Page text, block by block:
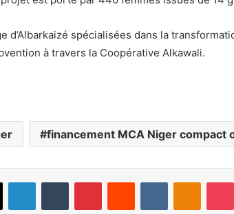
d’Albarkaizé spécialisées dans la
à travers la Coopérative Alkawali.
financement MCA Niger compact